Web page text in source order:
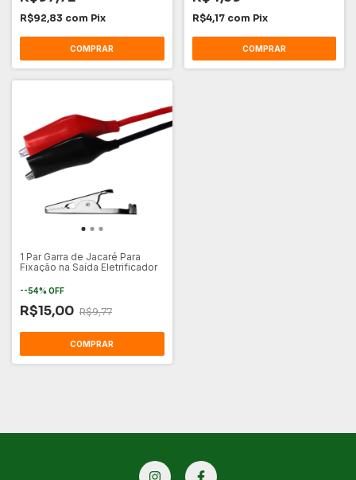
R$92,83 com Pix R$4,17 com Pix
1 Par Garra de Jacaré Para
Fixação na Saída Eletrificador
--54% OFF
R$15,00 R$9,77